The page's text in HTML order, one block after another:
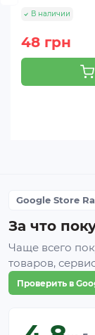
В наличии
48 грн
Google Store
За что
Чаще всего
товаров,
Проверить в